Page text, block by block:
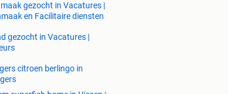
gezocht in Vacatures |
en Facilitaire diensten
gezocht in Vacatures |
citroen berlingo in